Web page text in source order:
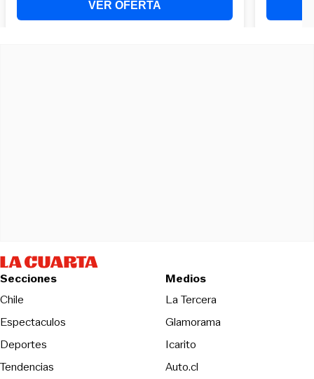
Secciones
Chile
Espectaculos
Deportes
Tendencias
Medios
La TerceraOpens in new
Glamorama
Icarito
Auto.cl